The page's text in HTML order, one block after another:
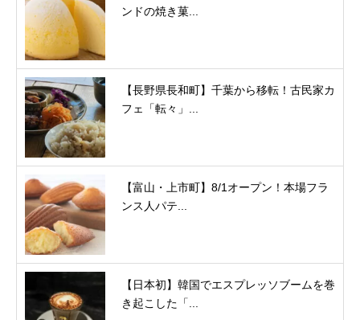
ンドの焼き菓...
【長野県長和町】千葉から移転！古民家カ
フェ「転々」...
【富山・上市町】8/1オープン！本場フラ
ンス人パテ...
【日本初】韓国でエスプレッソブームを巻
き起こした「...